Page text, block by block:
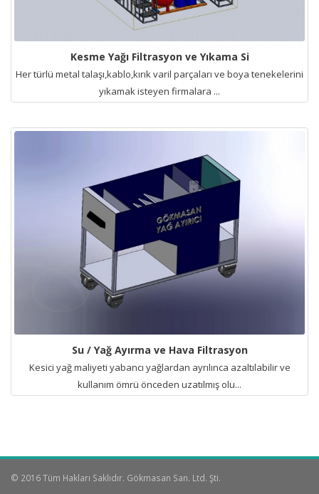
Kesme Yağı Filtrasyon ve Yıkama Si
Her türlü metal talaşı,kablo,kırık varil parçaları ve boya tenekelerini
yıkamak isteyen firmalara ...
Su / Yağ Ayırma ve Hava Filtrasyon
Kesici yağ maliyeti yabancı yağlardan ayrılınca azaltılabilir ve
kullanım ömrü önceden uzatılmış olu...
© 2016 Tüm Hakları Saklıdır. Gökmasan San. Ltd. Şti.